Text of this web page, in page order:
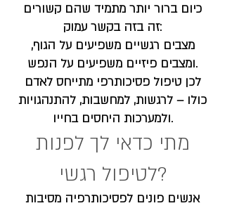
כיום ברור יותר מתמיד שהם קשורים
זה בזה בקשר עמוק:
מצבים רגשיים משפיעים על הגוף,
ומצבים פיזיים משפיעים על הנפש.
לכן טיפול פסיכותרפי מתייחס לאדם
כולו – לרגשות, למחשבות, להתנהגויות
ולמערכות היחסים בחייו.
מתי כדאי לך לפנות
לטיפול רגשי?
אנשים פונים לפסיכותרפיה מסיבות